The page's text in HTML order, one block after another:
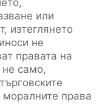
или
изтеглянето
не
правата на
не само,
моралните права